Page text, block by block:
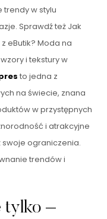
trendy w stylu
Sprawdź też Jak
eButik? Moda na
i tekstury w
to jedna z
na świecie, znana
w przystępnych
i atrakcyjne
ograniczenia.
trendów i
tylko –